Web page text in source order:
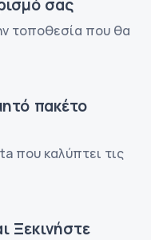
σας
τοποθεσία που θα
πακέτο
που καλύπτει τις
Ξεκινήστε